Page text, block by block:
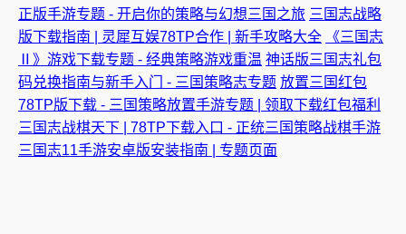
正版手游专题 - 开启你的策略与幻想三国之旅 三国志战略
版下载指南 | 灵犀互娱78TP合作 | 新手攻略大全
《三国志
Ⅱ》游戏下载专题 - 经典策略游戏重温 神话版三国志礼包
码兑换指南与新手入门 - 三国策略志专题 放置三国红包
78TP版下载 - 三国策略放置手游专题 | 领取下载红包福利
三国志战棋天下 | 78TP下载入口 - 正统三国策略战棋手游
三国志11手游安卓版安装指南 | 专题页面